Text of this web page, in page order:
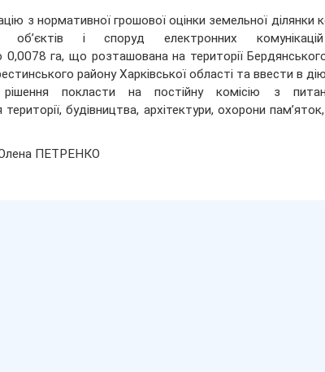
з нормативної грошової оцінки земельної ділянки
об’єктів і споруд електронних
га, що розташована на території
району Харківської області та ввести в
покласти на постійну комісію з
будівництва, архітектури, охорони
Олена ПЕТРЕНКО